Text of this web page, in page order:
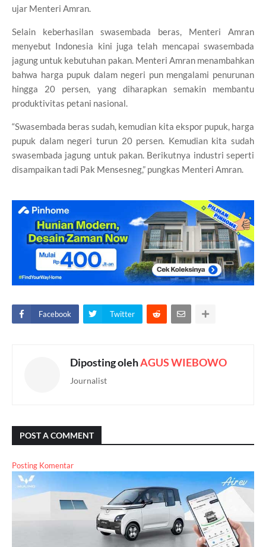
ujar Menteri Amran.
Selain keberhasilan swasembada beras, Menteri Amran
menyebut Indonesia kini juga telah mencapai swasembada
jagung untuk kebutuhan pakan. Menteri Amran menambahkan
bahwa harga pupuk dalam negeri pun mengalami penurunan
hingga 20 persen, yang diharapkan semakin membantu
produktivitas petani nasional.
“Swasembada beras sudah, kemudian kita ekspor pupuk, harga
pupuk dalam negeri turun 20 persen. Kemudian kita sudah
swasembada jagung untuk pakan. Berikutnya industri seperti
disampaikan tadi Pak Mensesneg,” pungkas Menteri Amran.
Facebook Twitter
Diposting olehAGUS WIEBOWO
Journalist
POST A COMMENT
Posting Komentar